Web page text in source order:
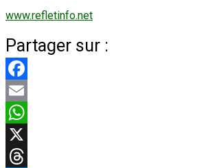
www.refletinfo.net
Partager sur :
Facebook
Email
WhatsApp
X